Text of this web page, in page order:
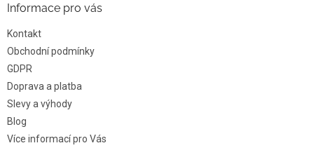
Informace pro vás
Kontakt
Obchodní podmínky
GDPR
Doprava a platba
Slevy a výhody
Blog
Více informací pro Vás